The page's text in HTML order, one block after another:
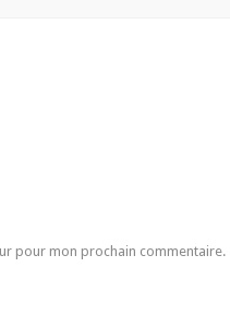
pour mon prochain commentaire.